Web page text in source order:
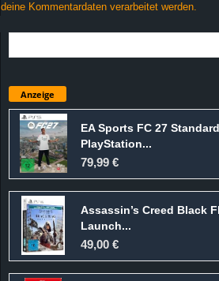
deine Kommentardaten verarbeitet werden.
Anzeige
EA Sports FC 27
PlayStation...
79,99 €
Assassin’s Creed Black
Launch...
49,00 €